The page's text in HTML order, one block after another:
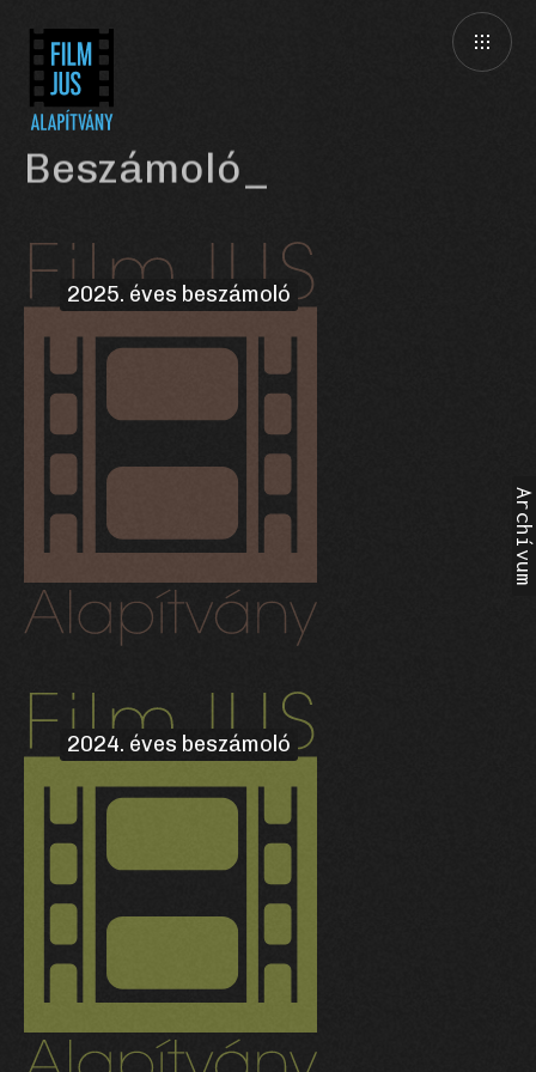
Beszámoló
2025. éves beszámoló
2024. éves beszámoló